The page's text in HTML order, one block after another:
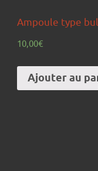
Ampoule type
10,00€
Ajouter au